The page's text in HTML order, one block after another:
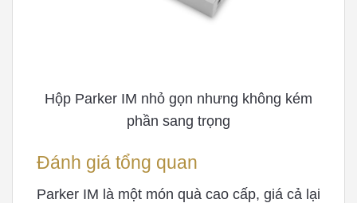
Hộp Parker IM nhỏ gọn nhưng không kém
phần sang trọng
Đánh giá tổng quan
Parker IM là một món quà cao cấp, giá cả lại